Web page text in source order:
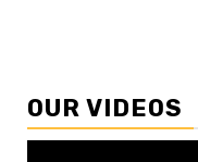
OUR VIDEOS